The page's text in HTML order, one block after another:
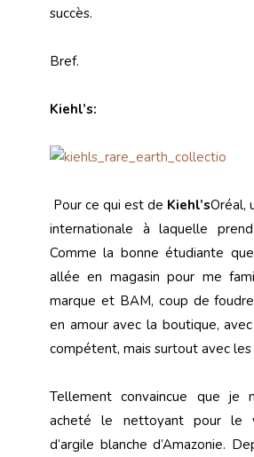
succès.
Bref.
Kiehl’s:
Pour ce qui est de Kiehl’sOréal,
internationale à laquelle
Comme la bonne étudiante
allée en magasin pour me
marque et BAM, coup de
en amour avec la boutique,
compétent, mais surtout avec
Tellement convaincue que je
acheté le nettoyant pour le
d’argile blanche d’Amazonie.